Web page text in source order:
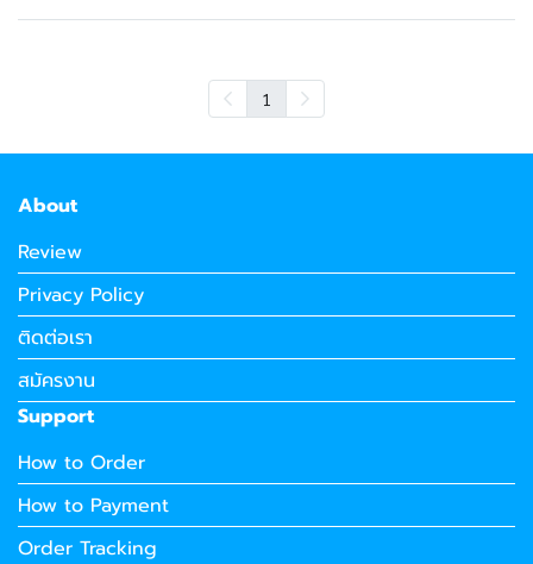
1
About
Review
Privacy Policy
ติดต่อเรา
สมัครงาน
Support
How to Order
How to Payment
Order Tracking